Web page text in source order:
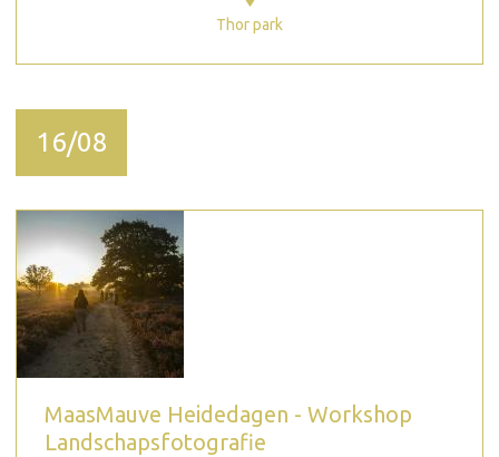
Thor park
16/08
MaasMauve Heidedagen - Workshop
Landschapsfotografie